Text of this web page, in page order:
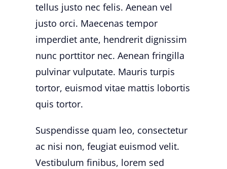
tellus justo nec felis. Aenean vel
justo orci. Maecenas tempor
imperdiet ante, hendrerit dignissim
nunc porttitor nec. Aenean fringilla
pulvinar vulputate. Mauris turpis
tortor, euismod vitae mattis lobortis
quis tortor.
Suspendisse quam leo, consectetur
ac nisi non, feugiat euismod velit.
Vestibulum finibus, lorem sed